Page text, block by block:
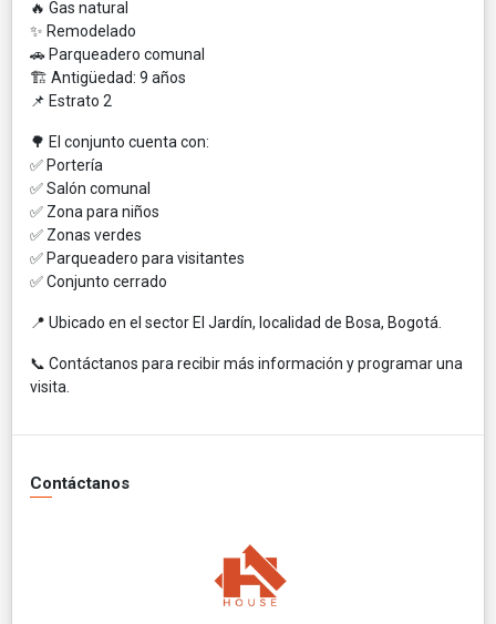
🔥 Gas natural
✨ Remodelado
🚗 Parqueadero comunal
🏗️ Antigüedad: 9 años
📌 Estrato 2
🌳 El conjunto cuenta con:
✅ Portería
✅ Salón comunal
✅ Zona para niños
✅ Zonas verdes
✅ Parqueadero para visitantes
✅ Conjunto cerrado
📍 Ubicado en el sector El Jardín, localidad de Bosa, Bogotá.
📞 Contáctanos para recibir más información y programar una
visita.
Contáctanos